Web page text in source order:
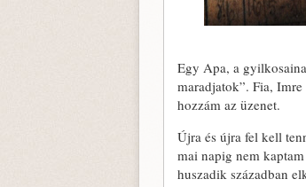
Egy Apa, a
maradjatok”. Fia,
hozzám az üzenet.
Újra és újra fel kell
mai napig nem
huszadik században